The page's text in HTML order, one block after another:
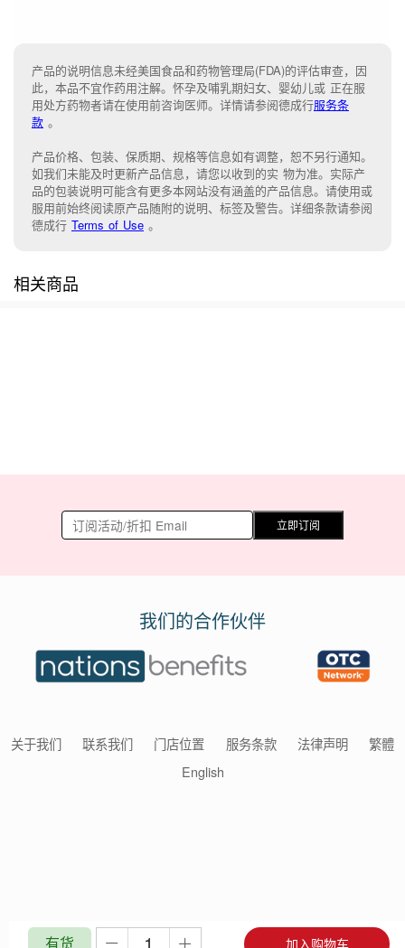
有货 加入购物车
产品的说明信息未经美国食品和药物管理局(FDA)的评估审查，因
此，本品不宜作药用注解。怀孕及哺乳期妇女、婴幼儿或 正在服
用处方药物者请在使用前咨询医师。详情请参阅德成行服务条
款 。
产品价格、包装、保质期、规格等信息如有调整，恕不另行通知。
如我们未能及时更新产品信息， 请您以收到的实 物为准。 实际产
品的包装说明可能含有更多本网站没有涵盖的产品信息。请使用或
服用前始终阅读原产品随附的说明、 标签及警告。 详细条款请参阅
德成行 Terms of Use 。
相关商品
立即订阅
我们的合作伙伴
关于我们 联系我们 门店位置 服务条款 法律声明
繁體
English